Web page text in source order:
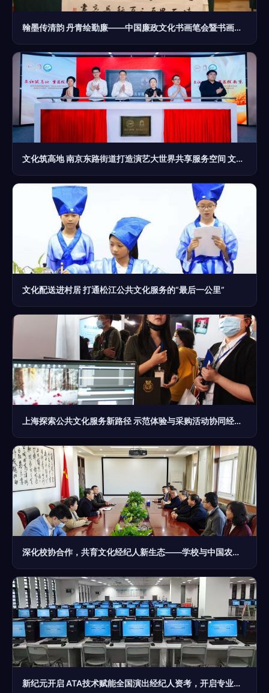
翰墨传清韵 丹青绘勤廉——中国廉政文化书画笔会暨书画捐赠活动在龙江盛大开幕
文化筑高地 南京东路街道打造演艺大世界共享服务空间 文化经纪人服务正当时
文化配送进村居 打通松江公共文化服务的“最后一公里”
上海探索公共文化服务新路径 示范体验与采购活动协同经纪人服务引领创新
深化校协合作，共育文化经纪人新生态——学校与中国农产品流通经纪人协会共促交流
新纪元开启 ATA技术赋能全国演出经纪人资考，开启专业化发展新篇章